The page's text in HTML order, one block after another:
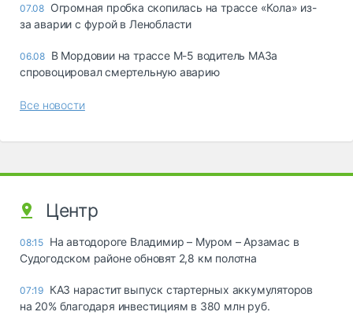
07.08 Огромная пробка скопилась на трассе «Кола» из-
за аварии с фурой в Ленобласти
06.08 В Мордовии на трассе М-5 водитель МАЗа
спровоцировал смертельную аварию
Все новости
Центр
08:15 На автодороге Владимир – Муром – Арзамас в
Судогодском районе обновят 2,8 км полотна
07:19 КАЗ нарастит выпуск стартерных аккумуляторов
на 20% благодаря инвестициям в 380 млн руб.